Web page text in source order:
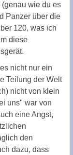
wie du es
Panzer über die
120, was ich
diese
nicht nur ein
Teilung der Welt
nicht von klein
uns" war von
eine Angst,
den
dazu, dass